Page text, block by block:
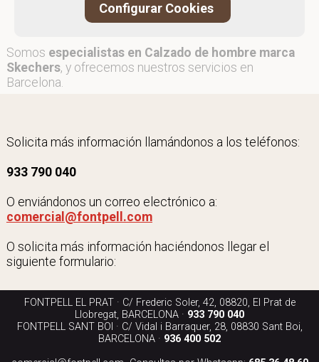
Somos especialistas en Calzado de hombre marca
Skechers, y ofrecemos nuestros servicios en
Barcelona.
Solicita más información llamándonos a los teléfonos:
933 790 040
O enviándonos un correo electrónico a:
comercial@fontpell.com
O solicita más información haciéndonos llegar el
siguiente formulario:
FONTPELL EL PRAT · C/ Frederic Soler, 42, 08820, El Prat de
Llobregat, BARCELONA · 933 790 040
FONTPELL SANT BOI · C/ Vidal i Barraquer, 28, 08830 Sant Boi,
BARCELONA · 936 400 502
Configurar Cookies